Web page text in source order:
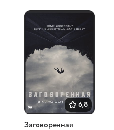
6,8
Заговоренная